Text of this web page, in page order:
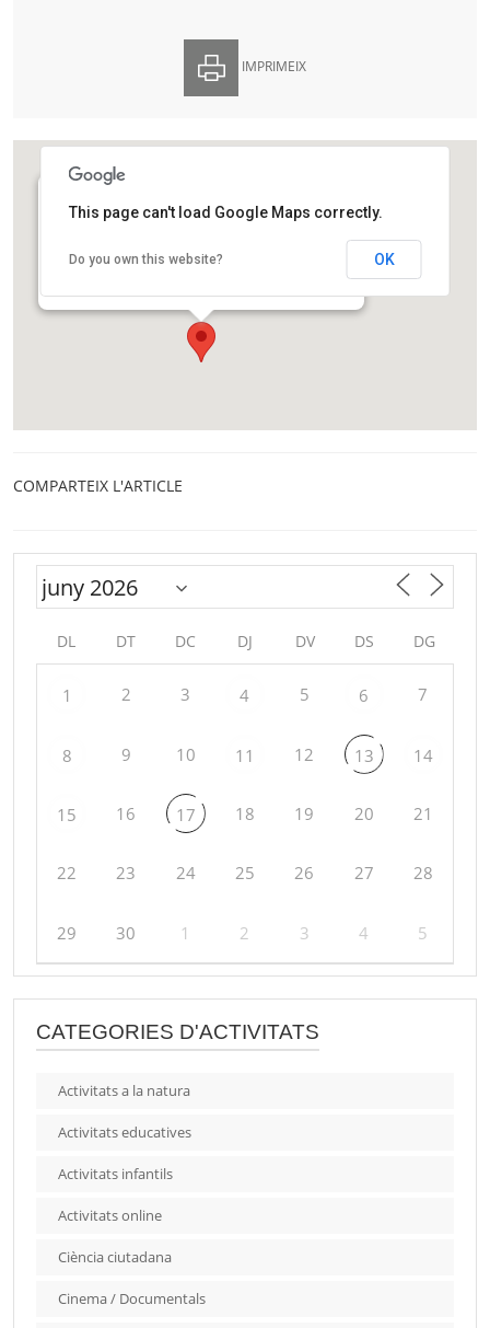
IMPRIMEIX
Edifici C del Campus de Bellaterra
This page can't load Google Maps correctly.
Do you own this website? OK
COMPARTEIX L'ARTICLE
DL DT DC DJ DV DS DG
1 2 3 4 5 6 7
8 9 10 11 12 13 14
15 16 17 18 19 20 21
22 23 24 25 26 27 28
29 30 1 2 3 4 5
CATEGORIES D'ACTIVITATS
Activitats a la natura
Activitats educatives
Activitats infantils
Activitats online
Ciència ciutadana
Cinema / Documentals